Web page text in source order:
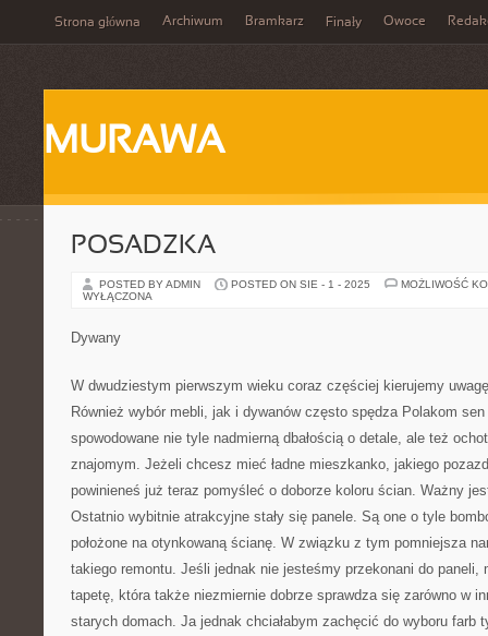
Strona główna Archiwum Bramkarz Finały Owoce
MURAWA
POSADZKA
POSTED BY ADMIN POSTED ON SIE - 1 - 2025
MOŻLIWOŚĆ
WYŁĄCZONA
Dywany
W dwudziestym pierwszym wieku coraz częściej kierujemy
Również wybór mebli, jak i dywanów często spędza Polakom
spowodowane nie tyle nadmierną dbałością o detale, ale też
znajomym. Jeżeli chcesz mieć ładne mieszkanko, jakiego
powinieneś już teraz pomyśleć o doborze koloru ścian. Ważny
Ostatnio wybitnie atrakcyjne stały się panele. Są one o tyle
położone na otynkowaną ścianę. W związku z tym pomniejsza
takiego remontu. Jeśli jednak nie jesteśmy przekonani do paneli,
tapetę, która także niezmiernie dobrze sprawdza się zarówno w
starych domach. Ja jednak chciałabym zachęcić do wyboru farb